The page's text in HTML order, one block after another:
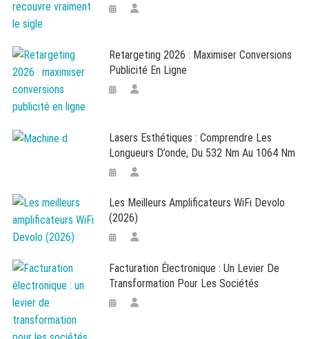
Retargeting 2026 : Maximiser Conversions
Publicité En Ligne
Lasers Esthétiques : Comprendre Les
Longueurs D’onde, Du 532 Nm Au 1064 Nm
Les Meilleurs Amplificateurs WiFi Devolo
(2026)
Facturation Électronique : Un Levier De
Transformation Pour Les Sociétés